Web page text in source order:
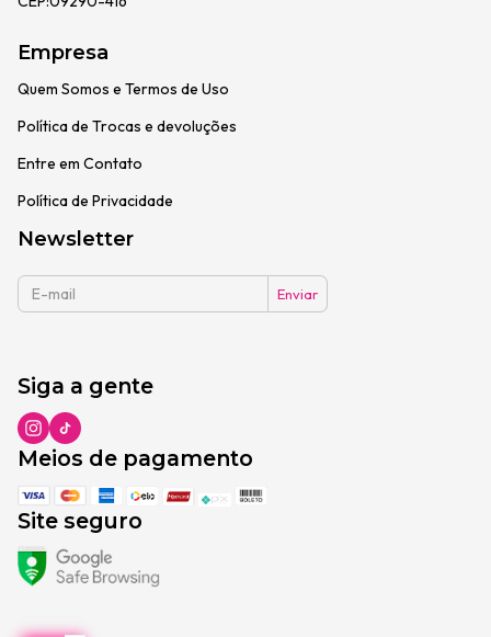
Empresa
Quem Somos e Termos de Uso
Política de Trocas e devoluções
Entre em Contato
Política de Privacidade
Newsletter
Siga a gente
Meios de pagamento
Site seguro